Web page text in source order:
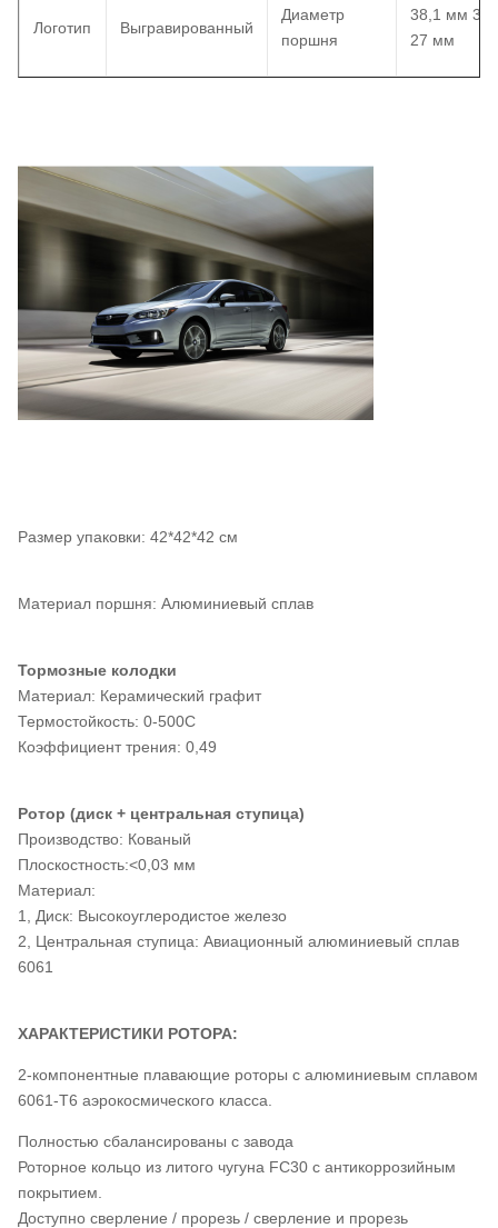
Логотип Выгравированный
Диаметр
поршня
38,1 мм
27 мм
Размер упаковки: 42*42*42 см
Материал поршня: Алюминиевый сплав
Тормозные колодки
Материал: Керамический графит
Термостойкость: 0-500C
Коэффициент трения: 0,49
Ротор (диск + центральная ступица)
Производство: Кованый
Плоскостность:<0,03 мм
Материал:
1, Диск: Высокоуглеродистое железо
2, Центральная ступица: Авиационный алюминиевый сплав
6061
ХАРАКТЕРИСТИКИ РОТОРА:
2-компонентные плавающие роторы с алюминиевым сплавом
6061-T6 аэрокосмического класса.
Полностью сбалансированы с завода
Роторное кольцо из литого чугуна FC30 с антикоррозийным
покрытием.
Доступно сверление / прорезь / сверление и прорезь